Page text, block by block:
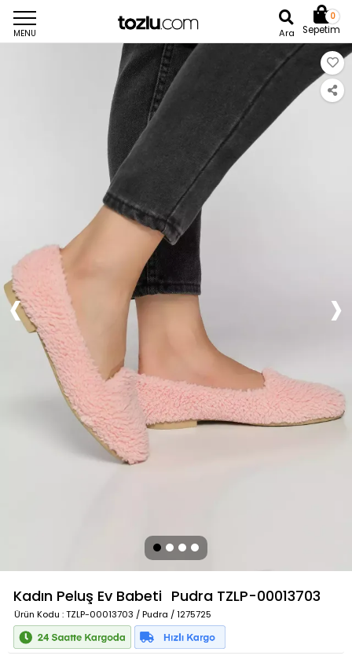
MENU Ara
0
Sepetim
Kadın Peluş Ev Babeti Pudra TZLP-00013703
Ürün Kodu : TZLP-00013703 / Pudra / 1275725